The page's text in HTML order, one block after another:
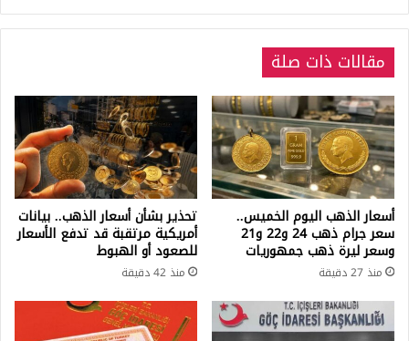
مقالات ذات صلة
أسعار الذهب اليوم الخميس..
سعر جرام ذهب 24 و22 و21
وسعر ليرة ذهب جمهوريات
منذ 27 دقيقة
تحذير بشأن أسعار الذهب.. بيانات
أمريكية مرتقبة قد تدفع الأسعار
للصعود أو الهبوط
منذ 42 دقيقة